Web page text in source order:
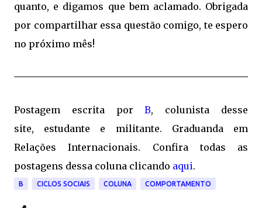
quanto, e digamos que bem aclamado. Obrigada
por compartilhar essa questão comigo, te espero
no próximo mês!
Postagem escrita porB, colunista desse
site, estudante e militante. Graduanda em
Relações Internacionais. Confira todas as
postagens dessa coluna clicando aqui.
B CICLOS SOCIAIS COLUNA COMPORTAMENTO